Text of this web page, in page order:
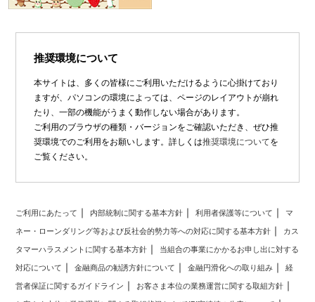
推奨環境について
本サイトは、多くの皆様にご利用いただけるように心掛けており
ますが、パソコンの環境によっては、ページのレイアウトが崩れ
たり、一部の機能がうまく動作しない場合があります。
ご利用のブラウザの種類・バージョンをご確認いただき、ぜひ推
奨環境でのご利用をお願いします。詳しくは推奨環境についてを
ご覧ください。
ご利用にあたって 内部統制に関する基本方針 利用者保護等について マ
ネー・ローンダリング等および反社会的勢力等への対応に関する基本方針 カス
タマーハラスメントに関する基本方針 当組合の事業にかかるお申し出に対する
対応について 金融商品の勧誘方針について 金融円滑化への取り組み 経
営者保証に関するガイドライン お客さま本位の業務運営に関する取組方針